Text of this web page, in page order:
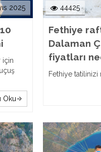
2025
için
Oku
44425
Fethiye
Dalaman
fiyatları
Fethiye tatilinizi